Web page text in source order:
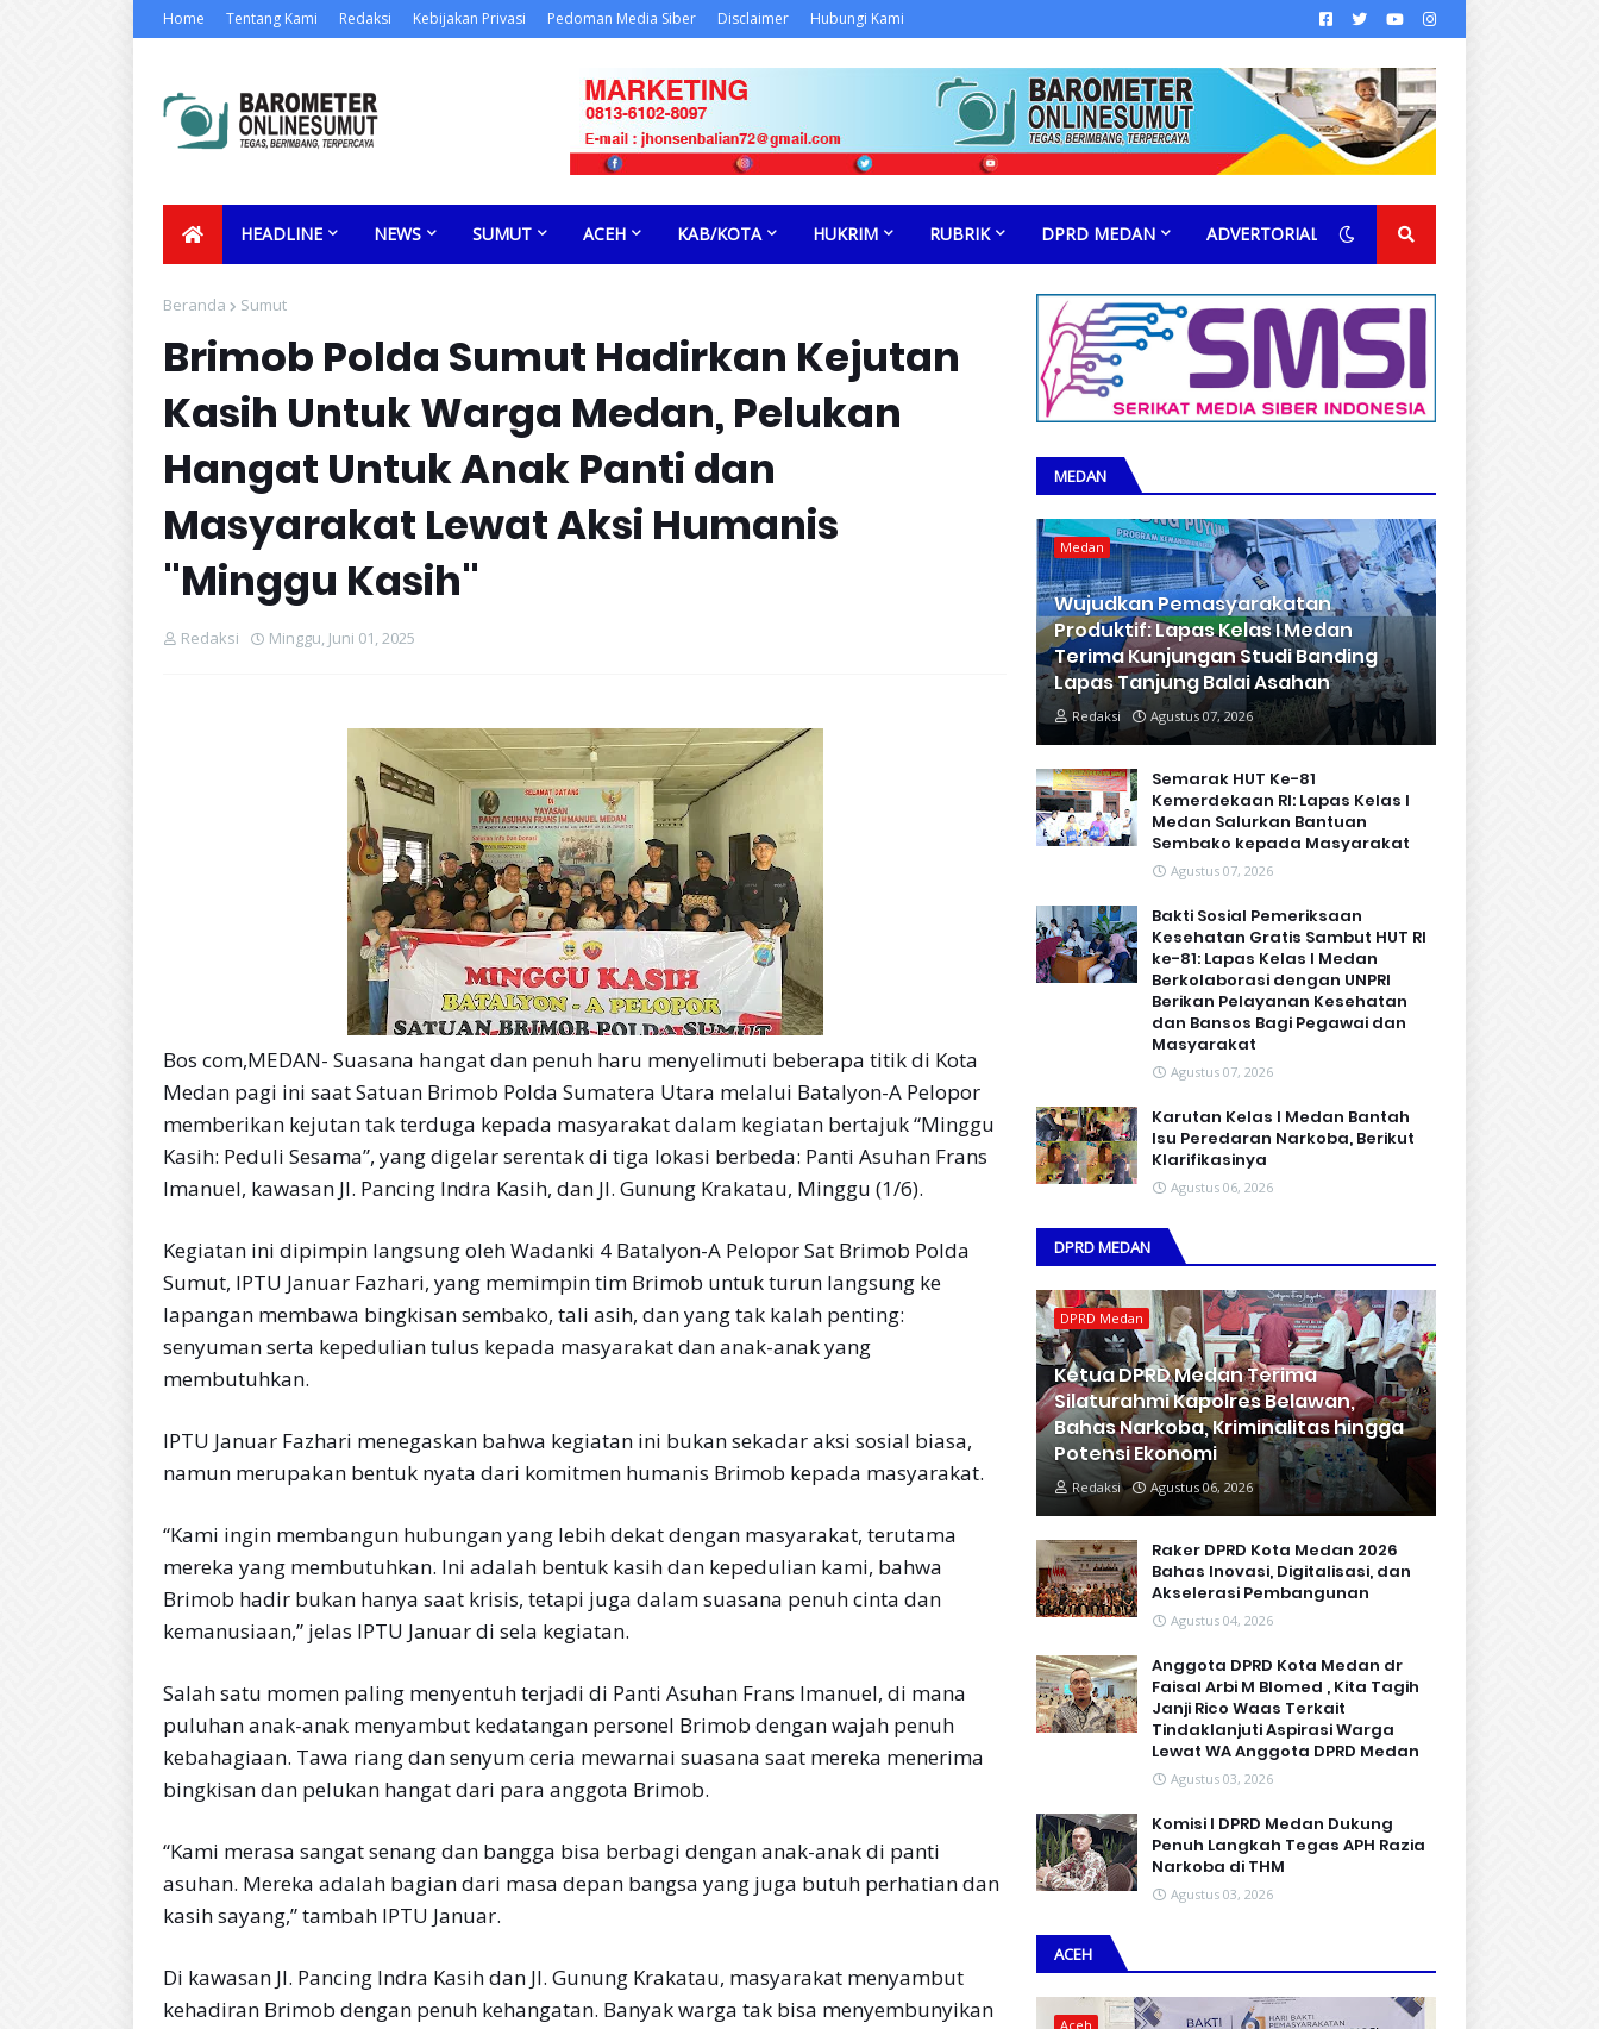
Home Tentang Kami Redaksi Kebijakan Privasi Pedoman Media Siber Disclaimer Hubungi Kami
HEADLINE NEWS SUMUT ACEH KAB/KOTA HUKRIM RUBRIK DPRD MEDAN ADVERTORIAL
Beranda Sumut
Brimob Polda Sumut Hadirkan Kejutan
Kasih Untuk Warga Medan, Pelukan
Hangat Untuk Anak Panti dan
Masyarakat Lewat Aksi Humanis
"Minggu Kasih"
Redaksi Minggu, Juni 01, 2025
Bos com,MEDAN- Suasana hangat dan penuh haru menyelimuti beberapa titik di Kota
Medan pagi ini saat Satuan Brimob Polda Sumatera Utara melalui Batalyon-A Pelopor
memberikan kejutan tak terduga kepada masyarakat dalam kegiatan bertajuk “Minggu
Kasih: Peduli Sesama”, yang digelar serentak di tiga lokasi berbeda: Panti Asuhan Frans
Imanuel, kawasan Jl. Pancing Indra Kasih, dan Jl. Gunung Krakatau, Minggu (1/6).
Kegiatan ini dipimpin langsung oleh Wadanki 4 Batalyon-A Pelopor Sat Brimob Polda
Sumut, IPTU Januar Fazhari, yang memimpin tim Brimob untuk turun langsung ke
lapangan membawa bingkisan sembako, tali asih, dan yang tak kalah penting:
senyuman serta kepedulian tulus kepada masyarakat dan anak-anak yang
membutuhkan.
IPTU Januar Fazhari menegaskan bahwa kegiatan ini bukan sekadar aksi sosial biasa,
namun merupakan bentuk nyata dari komitmen humanis Brimob kepada masyarakat.
“Kami ingin membangun hubungan yang lebih dekat dengan masyarakat, terutama
mereka yang membutuhkan. Ini adalah bentuk kasih dan kepedulian kami, bahwa
Brimob hadir bukan hanya saat krisis, tetapi juga dalam suasana penuh cinta dan
kemanusiaan,” jelas IPTU Januar di sela kegiatan.
Salah satu momen paling menyentuh terjadi di Panti Asuhan Frans Imanuel, di mana
puluhan anak-anak menyambut kedatangan personel Brimob dengan wajah penuh
kebahagiaan. Tawa riang dan senyum ceria mewarnai suasana saat mereka menerima
bingkisan dan pelukan hangat dari para anggota Brimob.
“Kami merasa sangat senang dan bangga bisa berbagi dengan anak-anak di panti
asuhan. Mereka adalah bagian dari masa depan bangsa yang juga butuh perhatian dan
kasih sayang,” tambah IPTU Januar.
Di kawasan Jl. Pancing Indra Kasih dan Jl. Gunung Krakatau, masyarakat menyambut
kehadiran Brimob dengan penuh kehangatan. Banyak warga tak bisa menyembunyikan
MEDAN
Medan
Wujudkan Pemasyarakatan
Produktif: Lapas Kelas I Medan
Terima Kunjungan Studi Banding
Lapas Tanjung Balai Asahan
Redaksi Agustus 07, 2026
Semarak HUT Ke-81
Kemerdekaan RI: Lapas Kelas I
Medan Salurkan Bantuan
Sembako kepada Masyarakat
Agustus 07, 2026
Bakti Sosial Pemeriksaan
Kesehatan Gratis Sambut HUT RI
ke-81: Lapas Kelas I Medan
Berkolaborasi dengan UNPRI
Berikan Pelayanan Kesehatan
dan Bansos Bagi Pegawai dan
Masyarakat
Agustus 07, 2026
Karutan Kelas I Medan Bantah
Isu Peredaran Narkoba, Berikut
Klarifikasinya
Agustus 06, 2026
DPRD MEDAN
DPRD Medan
Ketua DPRD Medan Terima
Silaturahmi Kapolres Belawan,
Bahas Narkoba, Kriminalitas hingga
Potensi Ekonomi
Redaksi Agustus 06, 2026
Raker DPRD Kota Medan 2026
Bahas Inovasi, Digitalisasi, dan
Akselerasi Pembangunan
Agustus 04, 2026
Anggota DPRD Kota Medan dr
Faisal Arbi M Blomed , Kita Tagih
Janji Rico Waas Terkait
Tindaklanjuti Aspirasi Warga
Lewat WA Anggota DPRD Medan
Agustus 03, 2026
Komisi I DPRD Medan Dukung
Penuh Langkah Tegas APH Razia
Narkoba di THM
Agustus 03, 2026
ACEH
Aceh